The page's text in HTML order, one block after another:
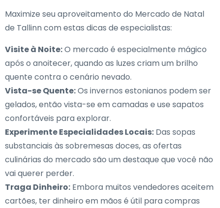
Maximize seu aproveitamento do Mercado de Natal
de Tallinn com estas dicas de especialistas:
Visite à Noite:O mercado é especialmente mágico
após o anoitecer, quando as luzes criam um brilho
quente contra o cenário nevado.
Vista-se Quente:Os invernos estonianos podem ser
gelados, então vista-se em camadas e use sapatos
confortáveis para explorar.
Experimente Especialidades Locais: Das sopas
substanciais às sobremesas doces, as ofertas
culinárias do mercado são um destaque que você não
vai querer perder.
Traga Dinheiro: Embora muitos vendedores aceitem
cartões, ter dinheiro em mãos é útil para compras